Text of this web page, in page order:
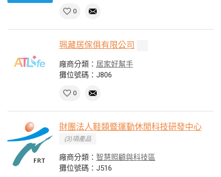
0
珮藏居傢俱有限公司
廠商分類： 居家好幫手
攤位號碼：J806
0
財團法人鞋類暨運動休閒科技研發中心
(3)項產品
廠商分類： 智慧照顧與科技區
攤位號碼：J516